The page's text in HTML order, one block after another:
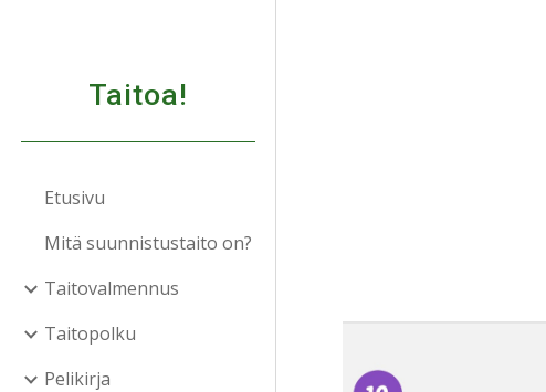
Taitoa!
Etusivu
Mitä suunnistustaito on?
Taitovalmennus
Taitopolku
Pelikirja